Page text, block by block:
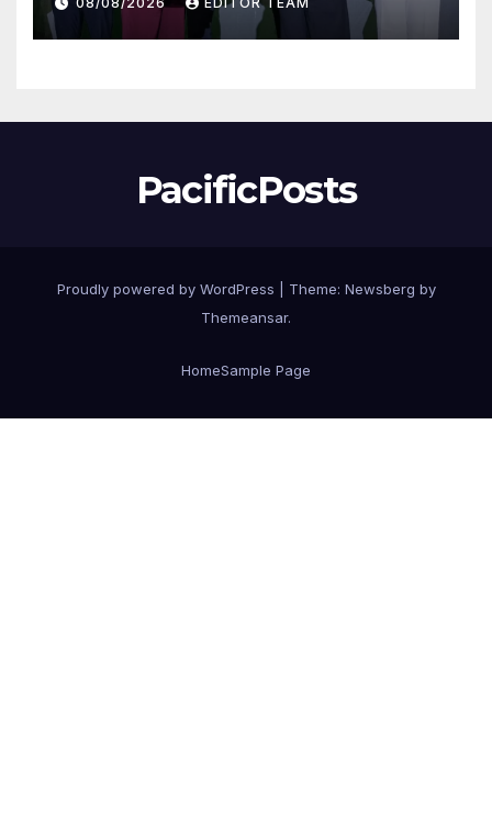
TJSL & CSR Award 2026
PacificPosts
Proudly powered by WordPress Theme: Newsberg by
Themeansar.
HomeSample Page